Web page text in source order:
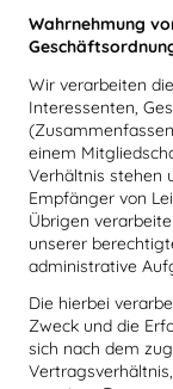
Wahrnehmung
Wir verarbeiten
Interessenten,
einem
Verhältnis stehen
Empfänger von
Übrigen
unserer
administrative
Die hierbei
Zweck und die
sich nach dem